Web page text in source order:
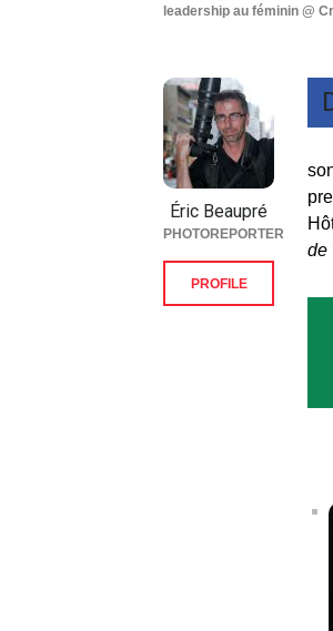
leadership au féminin @
de
Éric Beaupré
PHOTOREPORTER
PROFILE